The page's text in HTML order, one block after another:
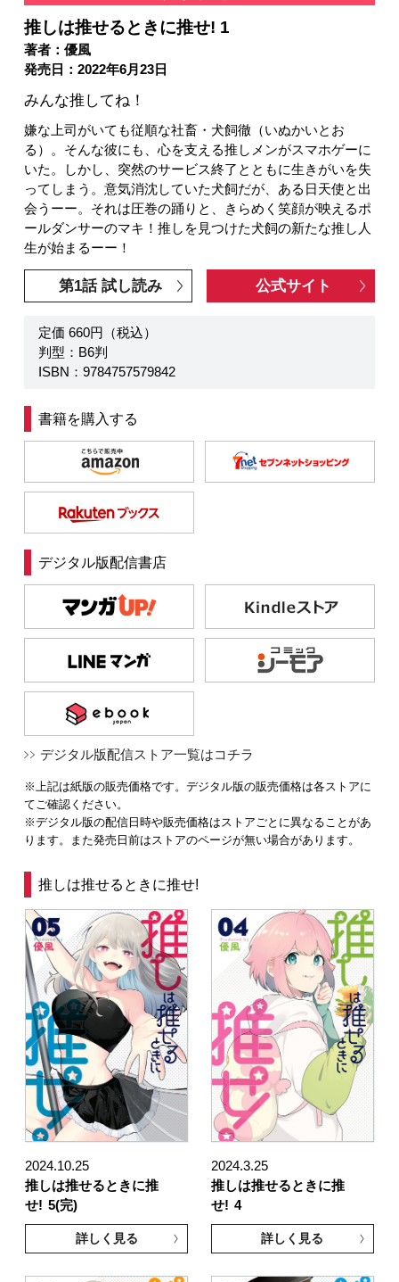
推しは推せるときに推せ! 1
著者：優風
発売日：2022年6月23日
みんな推してね！
嫌な上司がいても従順な社畜・犬飼徹（いぬかいとお
る）。そんな彼にも、心を支える推しメンがスマホゲーに
いた。しかし、突然のサービス終了とともに生きがいを失
ってしまう。意気消沈していた犬飼だが、ある日天使と出
会うーー。それは圧巻の踊りと、きらめく笑顔が映えるポ
ールダンサーのマキ！推しを見つけた犬飼の新たな推し人
生が始まるーー！
第1話 試し読み 公式サイト
定価 660円（税込）
判型：B6判
ISBN：9784757579842
書籍を購入する
デジタル版配信書店
デジタル版配信ストア一覧はコチラ
※上記は紙版の販売価格です。デジタル版の販売価格は各ストアに
てご確認ください。
※デジタル版の配信日時や販売価格はストアごとに異なることがあ
ります。また発売日前はストアのページが無い場合があります。
推しは推せるときに推せ!
2024.10.25
推しは推せるときに推
せ! 5(完)
詳しく見る
2024.3.25
推しは推せるときに推
せ! 4
詳しく見る